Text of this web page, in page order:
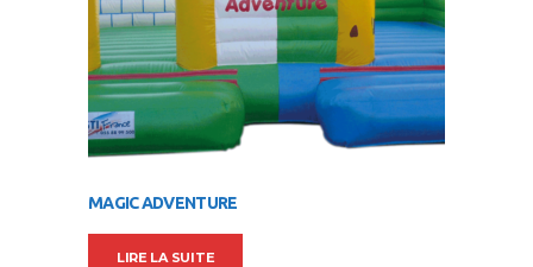
MAGIC ADVENTURE
LIRE LA SUITE